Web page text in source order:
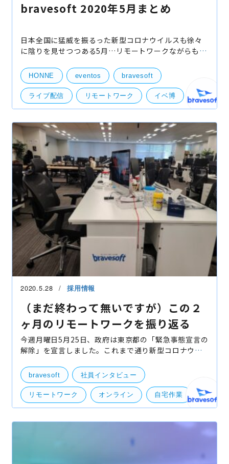
bravesoft 2020年5月まとめ
日本全国に猛威を振るった新型コロナウイルスも徐々
に陰りを見せつつある5月…リモートワークながらも
月の手記をご紹介します！ 1.毎日リモート朝礼開始！
全社
HONNE eventos bravesoft
ライブ配信 リモートワーク イベ博
部活動
2020.5.28 採用情報
（まだ終わって無いですが）この２
ヶ月のリモートワークを振り返る
今週月曜日5月25日、政府は東京都の「緊急事態宣言の
解除」を宣言しました。これまで通り新型コロナウイ
bravesoftはレベルを１段階下げて翌5月26日より、こ
れまでの「リモ
bravesoft 社員インタビュー
リモートワーク オンライン 自宅作業